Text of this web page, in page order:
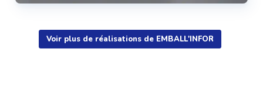
Voir plus
Voir plus de réalisations de EMBALL'INFOR